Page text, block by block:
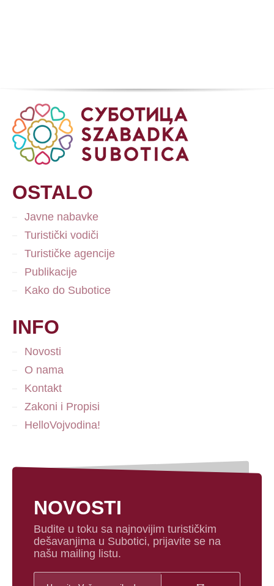
OSTALO
Javne nabavke
Turistički vodiči
Turističke agencije
Publikacije
Kako do Subotice
INFO
Novosti
O nama
Kontakt
Zakoni i Propisi
HelloVojvodina!
NOVOSTI
Budite u toku sa najnovijim turističkim
dešavanjima u Subotici, prijavite se na
našu mailing listu.